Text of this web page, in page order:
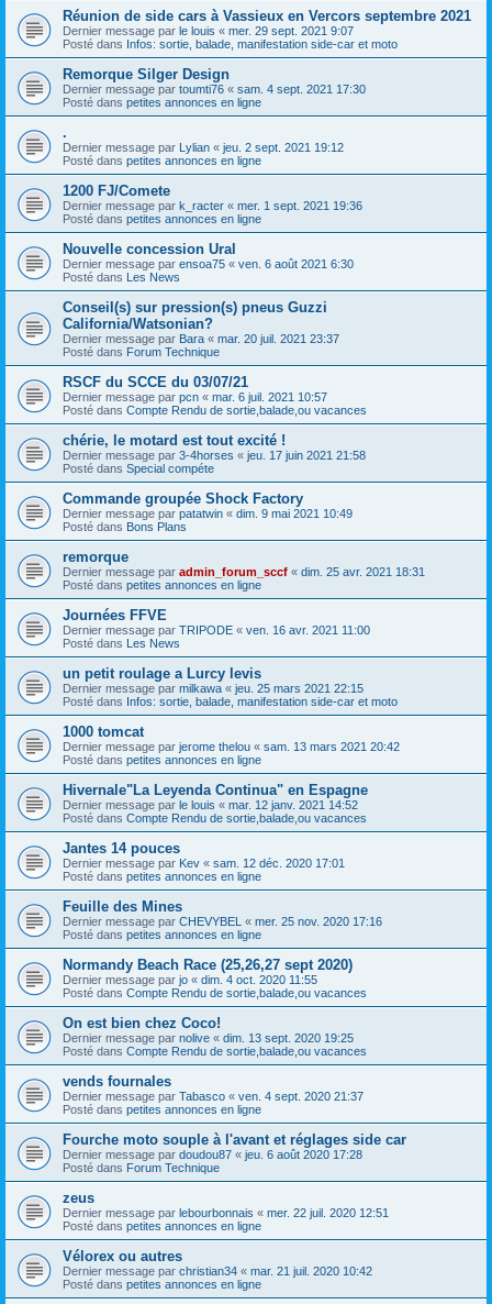
Réunion de side cars à Vassieux en Vercors septembre 2021
Dernier message par le louis « mer. 29 sept. 2021 9:07
Posté dans Infos: sortie, balade, manifestation side-car et moto
Remorque Silger Design
Dernier message par toumti76 « sam. 4 sept. 2021 17:30
Posté dans petites annonces en ligne
.
Dernier message par Lylian « jeu. 2 sept. 2021 19:12
Posté dans petites annonces en ligne
1200 FJ/Comete
Dernier message par k_racter « mer. 1 sept. 2021 19:36
Posté dans petites annonces en ligne
Nouvelle concession Ural
Dernier message par ensoa75 « ven. 6 août 2021 6:30
Posté dans Les News
Conseil(s) sur pression(s) pneus Guzzi
California/Watsonian?
Dernier message par Bara « mar. 20 juil. 2021 23:37
Posté dans Forum Technique
RSCF du SCCE du 03/07/21
Dernier message par pcn « mar. 6 juil. 2021 10:57
Posté dans Compte Rendu de sortie,balade,ou vacances
chérie, le motard est tout excité !
Dernier message par 3-4horses « jeu. 17 juin 2021 21:58
Posté dans Special compéte
Commande groupée Shock Factory
Dernier message par patatwin « dim. 9 mai 2021 10:49
Posté dans Bons Plans
remorque
Dernier message par admin_forum_sccf « dim. 25 avr. 2021 18:31
Posté dans petites annonces en ligne
Journées FFVE
Dernier message par TRIPODE « ven. 16 avr. 2021 11:00
Posté dans Les News
un petit roulage a Lurcy levis
Dernier message par milkawa « jeu. 25 mars 2021 22:15
Posté dans Infos: sortie, balade, manifestation side-car et moto
1000 tomcat
Dernier message par jerome thelou « sam. 13 mars 2021 20:42
Posté dans petites annonces en ligne
Hivernale"La Leyenda Continua" en Espagne
Dernier message par le louis « mar. 12 janv. 2021 14:52
Posté dans Compte Rendu de sortie,balade,ou vacances
Jantes 14 pouces
Dernier message par Kev « sam. 12 déc. 2020 17:01
Posté dans petites annonces en ligne
Feuille des Mines
Dernier message par CHEVYBEL « mer. 25 nov. 2020 17:16
Posté dans petites annonces en ligne
Normandy Beach Race (25,26,27 sept 2020)
Dernier message par jo « dim. 4 oct. 2020 11:55
Posté dans Compte Rendu de sortie,balade,ou vacances
On est bien chez Coco!
Dernier message par nolive « dim. 13 sept. 2020 19:25
Posté dans Compte Rendu de sortie,balade,ou vacances
vends fournales
Dernier message par Tabasco « ven. 4 sept. 2020 21:37
Posté dans petites annonces en ligne
Fourche moto souple à l'avant et réglages side car
Dernier message par doudou87 « jeu. 6 août 2020 17:28
Posté dans Forum Technique
zeus
Dernier message par lebourbonnais « mer. 22 juil. 2020 12:51
Posté dans petites annonces en ligne
Vélorex ou autres
Dernier message par christian34 « mar. 21 juil. 2020 10:42
Posté dans petites annonces en ligne